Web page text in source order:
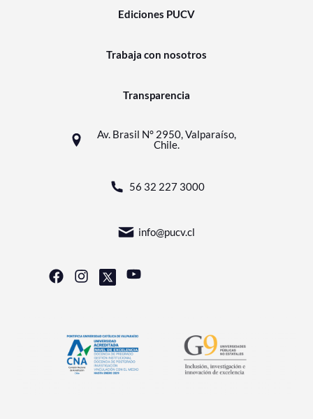
Ediciones PUCV
Trabaja con nosotros
Transparencia
Av. Brasil N° 2950, Valparaíso,
Chile.
56 32 227 3000
info@pucv.cl